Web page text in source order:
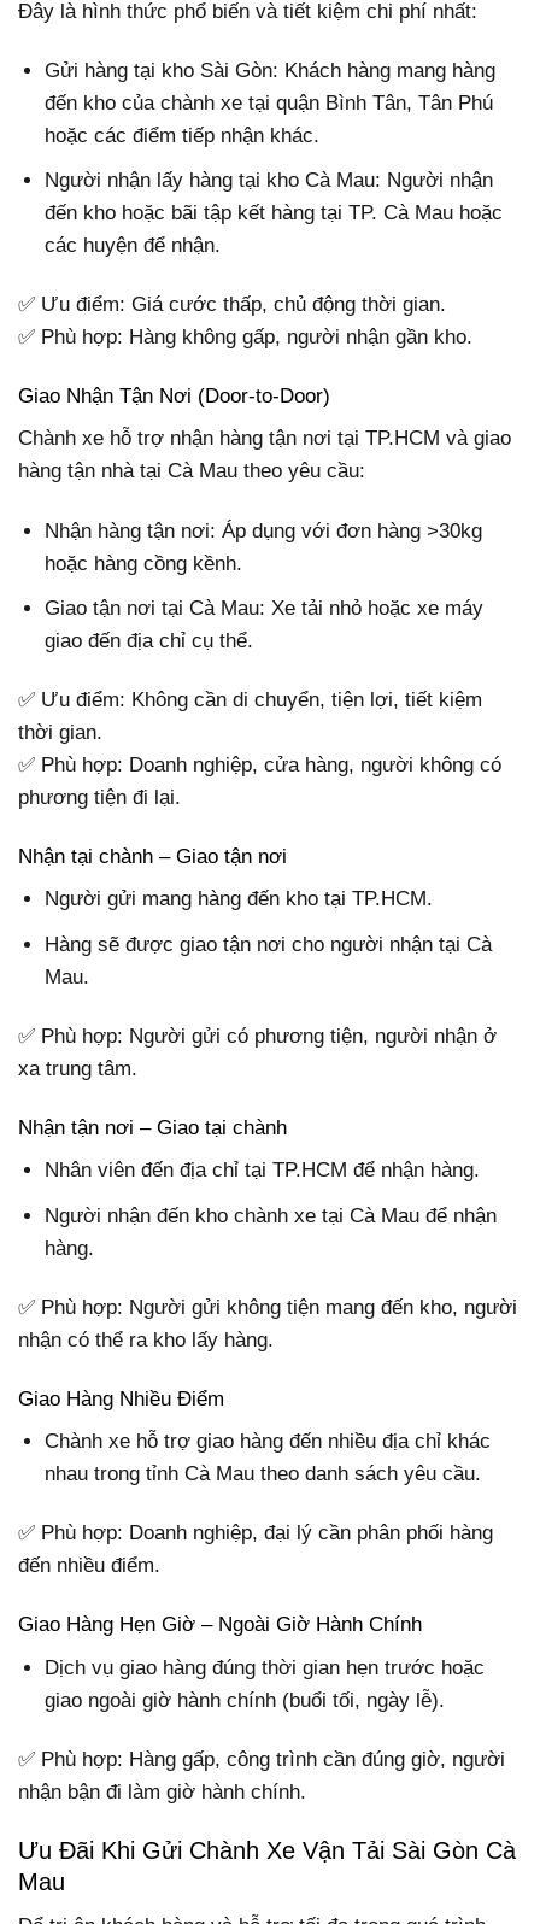
Đây là hình thức phổ biến và tiết kiệm chi phí nhất:
Gửi hàng tại kho Sài Gòn: Khách hàng mang hàng
đến kho của chành xe tại quận Bình Tân, Tân Phú
hoặc các điểm tiếp nhận khác.
Người nhận lấy hàng tại kho Cà Mau: Người nhận
đến kho hoặc bãi tập kết hàng tại TP. Cà Mau hoặc
các huyện để nhận.
✅ Ưu điểm: Giá cước thấp, chủ động thời gian.
✅ Phù hợp: Hàng không gấp, người nhận gần kho.
Giao Nhận Tận Nơi (Door-to-Door)
Chành xe hỗ trợ nhận hàng tận nơi tại TP.HCM và giao
hàng tận nhà tại Cà Mau theo yêu cầu:
Nhận hàng tận nơi: Áp dụng với đơn hàng >30kg
hoặc hàng cồng kềnh.
Giao tận nơi tại Cà Mau: Xe tải nhỏ hoặc xe máy
giao đến địa chỉ cụ thể.
✅ Ưu điểm: Không cần di chuyển, tiện lợi, tiết kiệm
thời gian.
✅ Phù hợp: Doanh nghiệp, cửa hàng, người không có
phương tiện đi lại.
Nhận tại chành – Giao tận nơi
Người gửi mang hàng đến kho tại TP.HCM.
Hàng sẽ được giao tận nơi cho người nhận tại Cà
Mau.
✅ Phù hợp: Người gửi có phương tiện, người nhận ở
xa trung tâm.
Nhận tận nơi – Giao tại chành
Nhân viên đến địa chỉ tại TP.HCM để nhận hàng.
Người nhận đến kho chành xe tại Cà Mau để nhận
hàng.
✅ Phù hợp: Người gửi không tiện mang đến kho, người
nhận có thể ra kho lấy hàng.
Giao Hàng Nhiều Điểm
Chành xe hỗ trợ giao hàng đến nhiều địa chỉ khác
nhau trong tỉnh Cà Mau theo danh sách yêu cầu.
✅ Phù hợp: Doanh nghiệp, đại lý cần phân phối hàng
đến nhiều điểm.
Giao Hàng Hẹn Giờ – Ngoài Giờ Hành Chính
Dịch vụ giao hàng đúng thời gian hẹn trước hoặc
giao ngoài giờ hành chính (buổi tối, ngày lễ).
✅ Phù hợp: Hàng gấp, công trình cần đúng giờ, người
nhận bận đi làm giờ hành chính.
Ưu Đãi Khi Gửi Chành Xe Vận Tải Sài Gòn Cà
Mau